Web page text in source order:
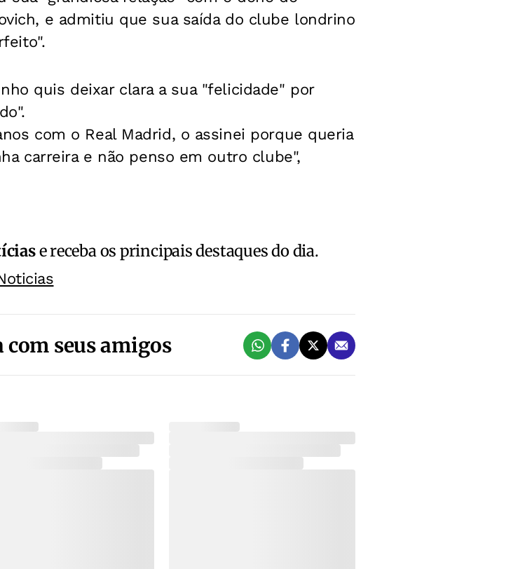
e admitiu que sua saída do clube londrino
quis deixar clara a sua "felicidade" por
com o Real Madrid, o assinei porque queria
carreira e não penso em outro clube",
e receba os principais destaques do dia.
seus amigos